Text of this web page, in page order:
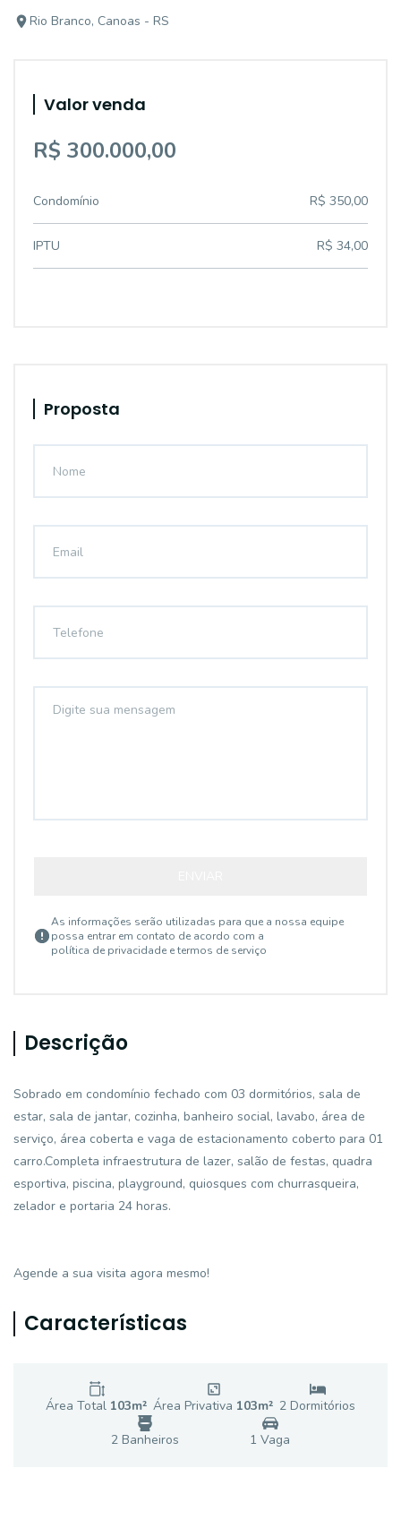
Rio Branco, Canoas - RS
Valor venda
R$ 300.000,00
Condomínio R$ 350,00
IPTU R$ 34,00
Proposta
As informações serão utilizadas para que a nossa equipe
possa entrar em contato de acordo com a
política de privacidade e termos de serviço
Descrição
Sobrado em condomínio fechado com 03 dormitórios, sala de
estar, sala de jantar, cozinha, banheiro social, lavabo, área de
serviço, área coberta e vaga de estacionamento coberto para 01
carro.Completa infraestrutura de lazer, salão de festas, quadra
esportiva, piscina, playground, quiosques com churrasqueira,
zelador e portaria 24 horas.
Agende a sua visita agora mesmo!
Características
Área Total 103m² Área Privativa 103m² 2 Dormitórios
2 Banheiros 1 Vaga